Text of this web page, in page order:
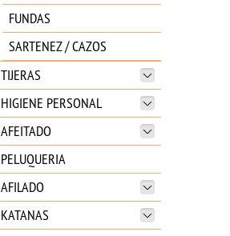
FUNDAS
SARTENEZ / CAZOS
TIJERAS
HIGIENE PERSONAL
AFEITADO
PELUQUERIA
AFILADO
KATANAS